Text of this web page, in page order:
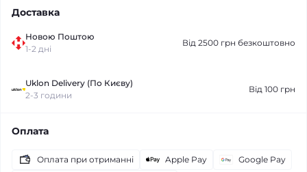
Доставка
Новою Поштою
1-2 дні
Від 2500 грн безкоштовно
Uklon Delivery (По Києву)
2-3 години
Від 100 грн
Оплата
Оплата при отриманні Apple Pay
Google Pay